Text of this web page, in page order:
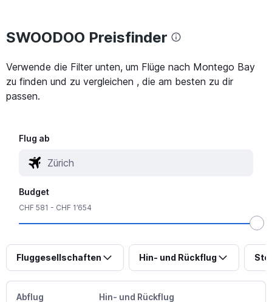
SWOODOO Preisfinder
Verwende die Filter unten, um Flüge nach Montego Bay
zu finden und zu vergleichen , die am besten zu dir
passen.
Flug ab
Budget
CHF 581 - CHF 1’654
Fluggesellschaften Hin- und Rückflug
Abflug Hin- und Rückflug